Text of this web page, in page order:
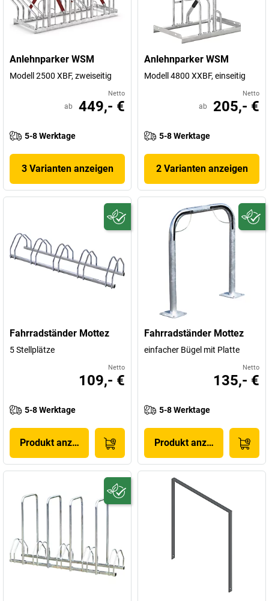
Anlehnparker WSM
Modell 2500 XBF, zweiseitig
Netto
ab 449,- €
5-8 Werktage
3 Varianten anzeigen
Anlehnparker WSM
Modell 4800 XXBF, einseitig
Netto
ab 205,- €
5-8 Werktage
2 Varianten anzeigen
Fahrradständer Mottez
5 Stellplätze
Netto
109,- €
5-8 Werktage
Produkt anzeigen
Fahrradständer Mottez
einfacher Bügel mit Platte
Netto
135,- €
5-8 Werktage
Produkt anzeigen